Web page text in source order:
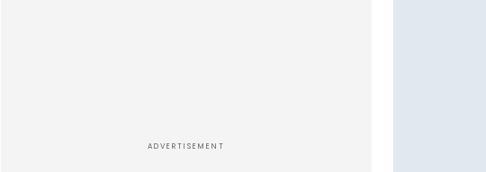
ADVERTISEMENT